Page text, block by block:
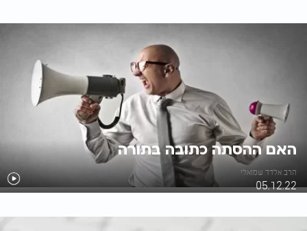
האם ההסתה כתובה בתורה
הרב אלדד שמואלי
05.12.22